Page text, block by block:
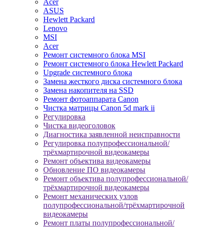
Acer
ASUS
Hewlett Packard
Lenovo
MSI
Acer
Ремонт системного блока MSI
Ремонт системного блока Hewlett Packard
Upgrade системного блока
Замена жесткого диска системного блока
Замена накопителя на SSD
Ремонт фотоаппарата Canon
Чистка матрицы Canon 5d mark ii
Регулировка
Чистка видеоголовок
Диагностика заявленной неисправности
Регулировка полупрофессиональной/
трёхмартирочной видеокамеры
Ремонт объектива видеокамеры
Обновление ПО видеокамеры
Ремонт объектива полупрофессиональной/
трёхмартирочной видеокамеры
Ремонт механических узлов
полупрофессиональной/трёхмартирочной
видеокамеры
Ремонт платы полупрофессиональной/